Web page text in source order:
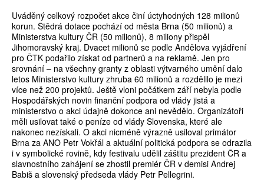
Uváděný celkový rozpočet akce činí úctyhodných 128 milionů
korun. Štědrá dotace pochází od města Brna (50 milionů) a
Ministerstva kultury ČR (50 milionů), 8 miliony přispěl
Jihomoravský kraj. Dvacet milionů se podle Andělova vyjádření
pro ČTK podařilo získat od partnerů a na reklamě. Jen pro
srovnání – na všechny granty z oblasti výtvarného umění dalo
letos Ministerstvo kultury zhruba 60 milionů a rozdělilo je mezi
více než 200 projektů. Ještě vloni počátkem září nebyla podle
Hospodářských novin finanční podpora od vlády jistá a
ministerstvo o akci údajně dokonce ani nevědělo. Organizátoři
měli usilovat také o peníze od vlády Slovenska, které ale
nakonec nezískali. O akci nicméně výrazně usiloval primátor
Brna za ANO Petr Vokřál a aktuální politická podpora se odrazila
i v symbolické rovině, kdy festivalu udělil záštitu prezident ČR a
slavnostního zahájení se zhostil premiér ČR v demisi Andrej
Babiš a slovenský předseda vlády Petr Pellegrini.